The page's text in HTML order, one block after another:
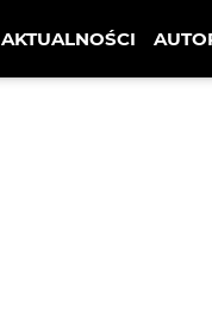
AKTUALNOŚCI